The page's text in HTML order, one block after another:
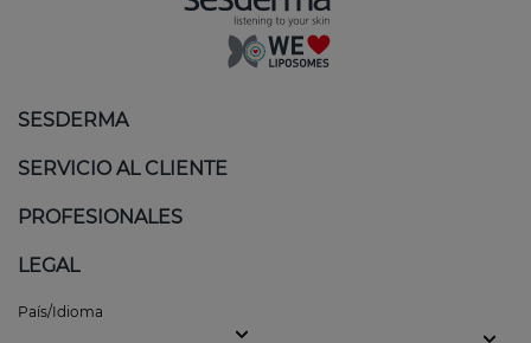
SESDERMA
SERVICIO AL CLIENTE
PROFESIONALES
LEGAL
País/Idioma